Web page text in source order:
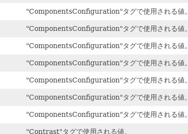
"ComponentsConfiguration"タグで使用される値。
"ComponentsConfiguration"タグで使用される値。
"ComponentsConfiguration"タグで使用される値。
"ComponentsConfiguration"タグで使用される値。
"ComponentsConfiguration"タグで使用される値。
"ComponentsConfiguration"タグで使用される値。
"ComponentsConfiguration"タグで使用される値。
"Contrast"タグで使用される値。